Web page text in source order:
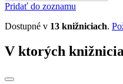
Pridať do zoznamu
Dostupné v 13 knižniciach.
V ktorých